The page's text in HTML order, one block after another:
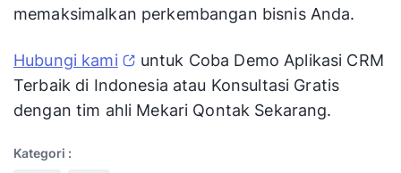
memaksimalkan perkembangan bisnis Anda.
Hubungi kami
untuk Coba Demo Aplikasi CRM
Terbaik di Indonesia atau Konsultasi Gratis
dengan tim ahli Mekari Qontak Sekarang.
Kategori :